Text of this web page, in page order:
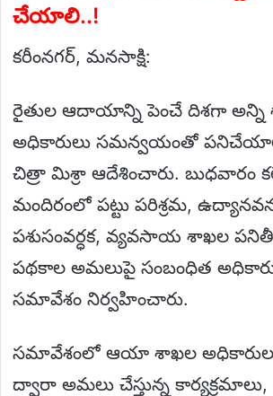
చేయాలి..!
కరీంనగర్, మనసాక్షి:
రైతుల ఆదాయాన్ని పెంచే దిశగా అన్ని
అధికారులు సమన్వయంతో
చిత్రా మిశ్రా ఆదేశించారు. బుధవారం
మందిరంలో పట్టు పరిశ్రమ,
పశుసంవర్ధక, వ్యవసాయ శాఖల
పథకాల అమలుపై సంబంధిత
సమావేశం నిర్వహించారు.
సమావేశంలో ఆయా శాఖల
ద్వారా అమలు చేస్తున్న కార్యక్రమాలు,